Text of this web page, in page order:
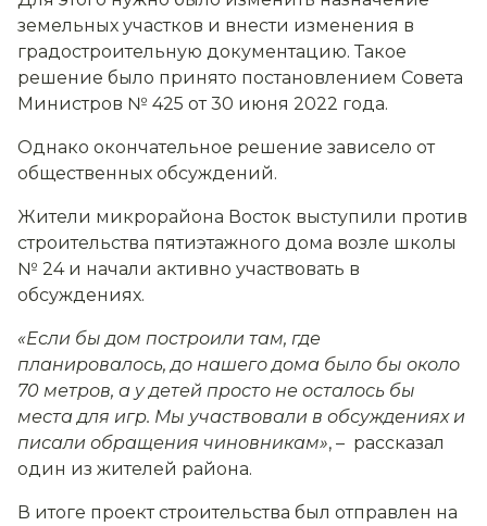
земельных участков и внести изменения в
градостроительную документацию. Такое
решение было принято постановлением Совета
Министров № 425 от 30 июня 2022 года.
Однако окончательное решение зависело от
общественных обсуждений.
Жители микрорайона Восток выступили против
строительства пятиэтажного дома возле школы
№ 24 и начали активно участвовать в
обсуждениях.
«Если бы дом построили там, где
планировалось, до нашего дома было бы около
70 метров, а у детей просто не осталось бы
места для игр. Мы участвовали в обсуждениях и
писали обращения чиновникам», – рассказал
один из жителей района.
В итоге проект строительства был отправлен на